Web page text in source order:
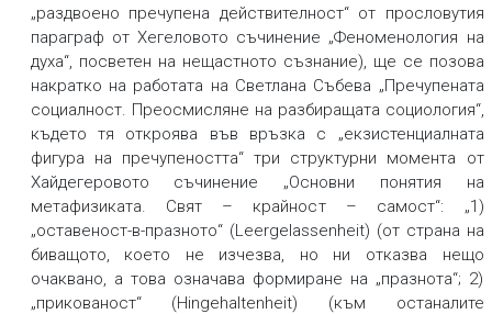
„раздвоено пречупена действителност“ от прословутия
параграф от Хегеловото съчинение „Феноменология на
духа“, посветен на нещастното съзнание), ще се позова
накратко на работата на Светлана Събева „Пречупената
социалност. Преосмисляне на разбиращата социология“,
където тя откроява във връзка с „екзистенциалната
фигура на пречупеността“ три структурни момента от
Хайдегеровото съчинение „Основни понятия на
метафизиката. Свят – крайност – самост“: „1)
„оставеност-в-празното“ (Leergelassenheit) (от страна на
биващото, което не изчезва, но ни отказва нещо
очаквано, а това означава формиране на „празнота“; 2)
„прикованост“ (Hingehaltenheit) (към останалите